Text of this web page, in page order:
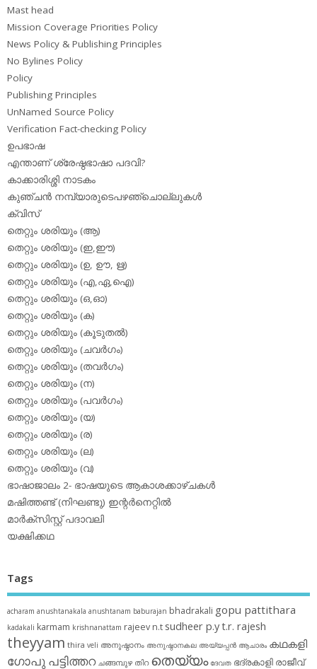
Mast head
Mission Coverage Priorities Policy
News Policy & Publishing Principles
No Bylines Policy
Policy
Publishing Principles
UnNamed Source Policy
Verification Fact-checking Policy
ഉപഭാഷ
എന്താണ് ശ്രേഷ്ഠഭാഷാ പദവി?
കാക്കാരിശ്ശി നാടകം
കുഞ്ചന്‍ നമ്പ്യാരുടെപഴഞ്ചൊല്ലുകള്‍
ക്വിസ്
തെറ്റും ശരിയും (ആ)
തെറ്റും ശരിയും (ഇ,ഈ)
തെറ്റും ശരിയും (ഉ, ഊ, ഋ)
തെറ്റും ശരിയും (എ,ഏ,ഐ)
തെറ്റും ശരിയും (ഒ,ഓ)
തെറ്റും ശരിയും (ക)
തെറ്റും ശരിയും (കൂടുതല്‍)
തെറ്റും ശരിയും (ചവര്‍ഗം)
തെറ്റും ശരിയും (തവര്‍ഗം)
തെറ്റും ശരിയും (ന)
തെറ്റും ശരിയും (പവര്‍ഗം)
തെറ്റും ശരിയും (യ)
തെറ്റും ശരിയും (ര)
തെറ്റും ശരിയും (ല)
തെറ്റും ശരിയും (വ)
ഭാഷാജാലം 2- ഭാഷയുടെ ആകാശക്കാഴ്ചകള്‍
മഷിത്തണ്ട് (നിഘണ്ടു) ഇന്റര്‍നെറ്റില്‍
മാര്‍ക്‌സിസ്റ്റ് പദാവലി
യക്ഷിക്കഥ
Tags
acharam anushtanakala anushtanam baburajan bhadrakali gopu pattithara
kadakali karmam krishnanattam rajeev n.t sudheer p.yt.r. rajesh
theyyam thira veli അനുഷ്ഠാനം അനുഷ്ഠാനകല അയ്യപ്പന്‍ ആചാരം കഥകളി
ഗോപു പട്ടിത്തറ ചങ്ങമ്പുഴ തിറ തെയ്യം ദേവത ഭദ്രകാളി രാജീവ്